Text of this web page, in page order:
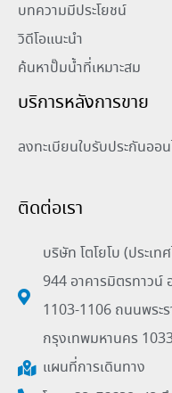
บทความมีประโยชน์
วิดีโอแนะนำ
ค้นหาปั๊มน้ำที่เหมาะสม
บริการหลังการขาย
ลงทะเบียนใบรับประกันออ
ติดต่อเรา
บริษัท โตโยโบ (ประเท
944 อาคารมิตรทาวน์
1103-1106 ถนนพระ
กรุงเทพมหานคร
แผนที่การเดินทาง